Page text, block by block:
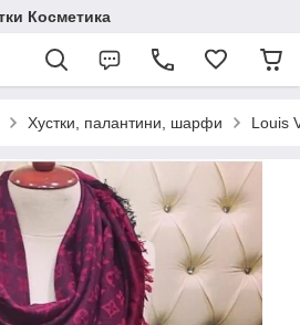
Косметика
Хустки, палантини, шарфи Louis